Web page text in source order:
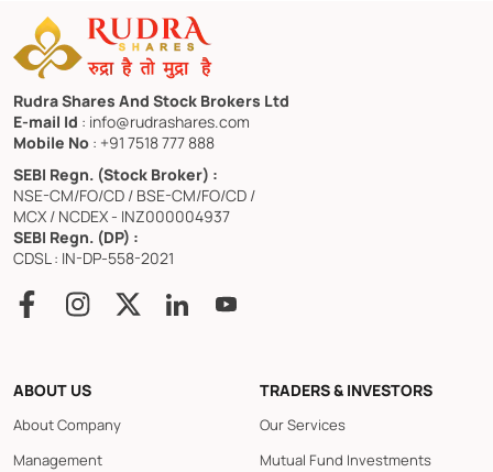
Rudra Shares And Stock Brokers Ltd
E-mail Id : info@rudrashares.com
Mobile No : +91 7518 777 888
SEBI Regn. (Stock Broker) :
NSE-CM/FO/CD / BSE-CM/FO/CD /
MCX / NCDEX - INZ000004937
SEBI Regn. (DP) :
CDSL : IN-DP-558-2021
ABOUT US
About Company
Management
TRADERS & INVESTORS
Our Services
Mutual Fund Investments